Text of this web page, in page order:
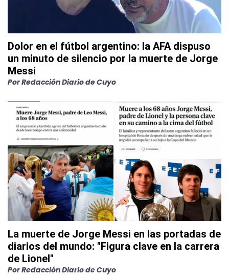
Dolor en el fútbol argentino: la AFA dispuso
un minuto de silencio por la muerte de Jorge
Messi
PorRedacción Diario de Cuyo
La muerte de Jorge Messi en las portadas de
diarios del mundo: "Figura clave en la carrera
de Lionel"
PorRedacción Diario de Cuyo